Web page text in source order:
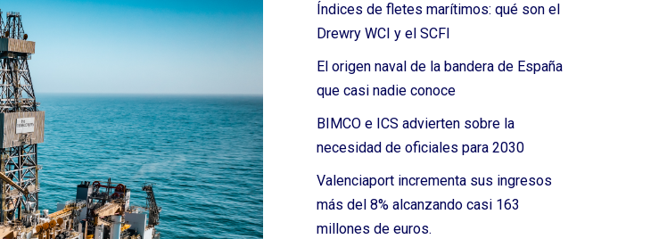
Índices de fletes marítimos: qué son el
Drewry WCI y el SCFI
El origen naval de la bandera de España
que casi nadie conoce
BIMCO e ICS advierten sobre la
necesidad de oficiales para 2030
Valenciaport incrementa sus ingresos
más del 8% alcanzando casi 163
millones de euros.